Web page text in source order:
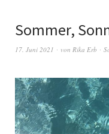
Sommer,
17. Juni 2021 von Rika Erb